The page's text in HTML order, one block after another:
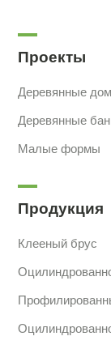
Проекты
Деревянные
Деревянные
Малые формы
Продукция
Клееный брус